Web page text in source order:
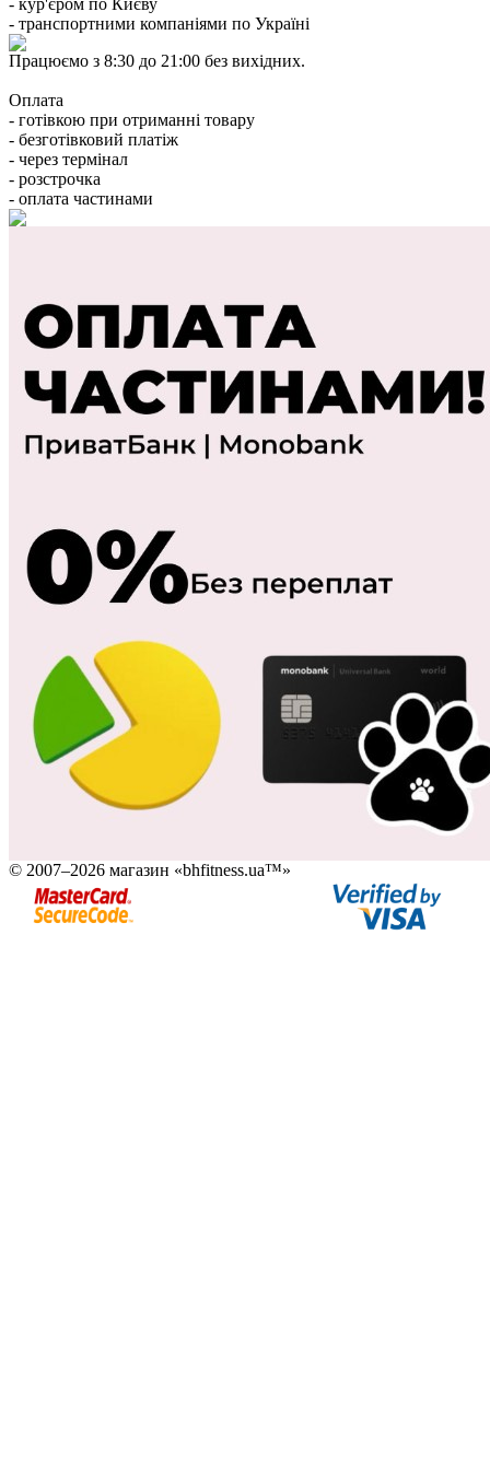
- кур'єром по Києву
- транспортними компаніями по Україні
Працюємо з 8:30 до 21:00 без вихідних.
Оплата
- готівкою при отриманні товару
- безготівковий платіж
- через термінал
- розстрочка
- оплата частинами
© 2007–2026 магазин «bhfitness.ua™»